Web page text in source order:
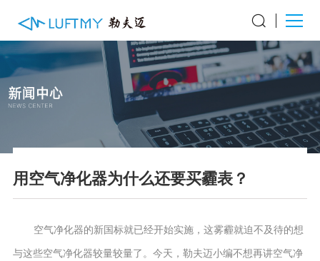
用空气净化器为什么还要买霾表？
空气净化器的新国标就已经开始实施，这雾霾就迫不及待的想
与这些空气净化器较量较量了。今天，勒夫迈小编不想再讲空气净